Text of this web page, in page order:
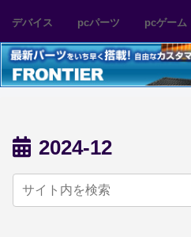
デバイス pcパーツ pcゲーム
2024-12